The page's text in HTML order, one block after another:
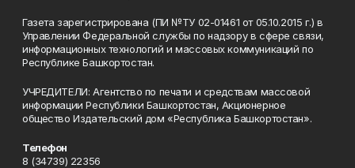
Газета зарегистрирована (ПИ №ТУ 02-01461 от 05.10.2015 г.) в
Управлении Федеральной службы по надзору в сфере связи,
информационных технологий и массовых коммуникаций по
Республике Башкортостан.
УЧРЕДИТЕЛИ: Агентство по печати и средствам массовой
информации Республики Башкортостан, Акционерное
общество Издательский дом «Республика Башкортостан».
Телефон
8 (34739) 22356